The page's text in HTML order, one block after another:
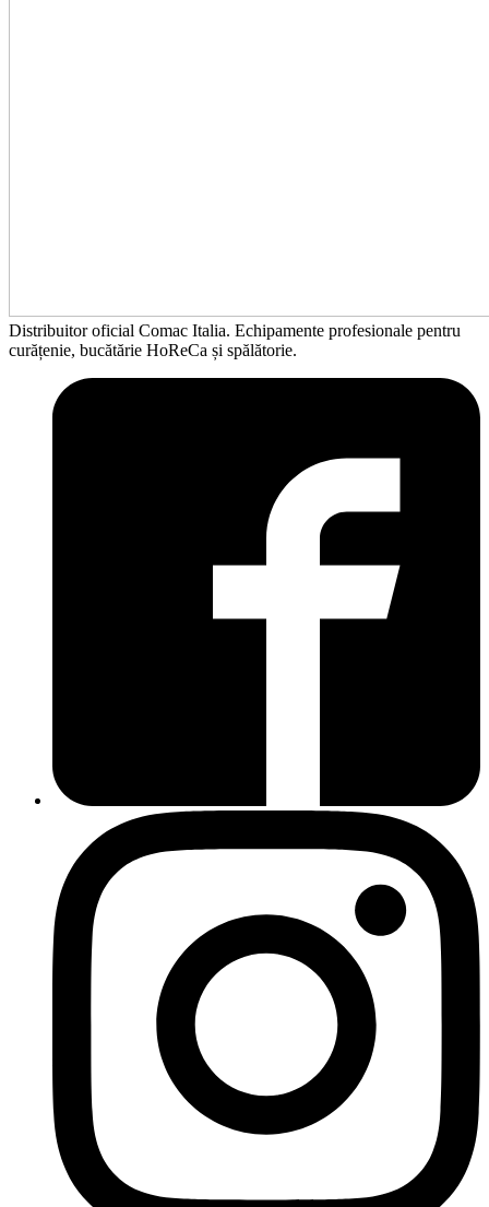
Distribuitor oficial Comac Italia. Echipamente profesionale pentru
curățenie, bucătărie HoReCa și spălătorie.